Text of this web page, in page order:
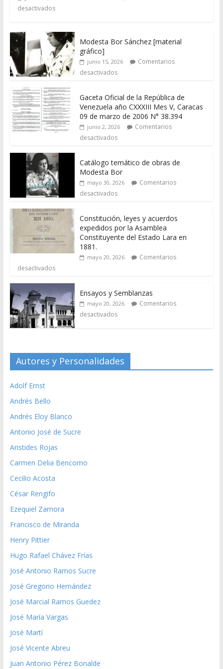
desactivados
Modesta Bor Sánchez [material
gráfico]
junio 15, 2026
Comentarios
desactivados
Gaceta Oficial de la República de
Venezuela año CXXXIII Mes V, Caracas
09 de marzo de 2006 N° 38.394
junio 2, 2026
Comentarios
desactivados
Catálogo temático de obras de
Modesta Bor
mayo 30, 2026
Comentarios
desactivados
Constitución, leyes y acuerdos
expedidos por la Asamblea
Constituyente del Estado Lara en
1881.
mayo 20, 2026
Comentarios
desactivados
Ensayos y Semblanzas
mayo 20, 2026
Comentarios
desactivados
Autores y Personalidades
Adolf Ernst
Andrés Bello
Andrés Eloy Blanco
Antonio José de Sucre
Aristides Rojas
Carmen Delia Bencomo
Cecilio Acosta
César Rengifo
Ezequiel Zamora
Francisco de Miranda
Henry Pittier
Hugo Rafael Chávez Frías
José Antonio Ramos Sucre
José Gregorio Hernández
José Marcial Ramos Guedez
José María Vargas
José Martí
José Vicente Abreu
Juan Antonio Pérez Bonalde